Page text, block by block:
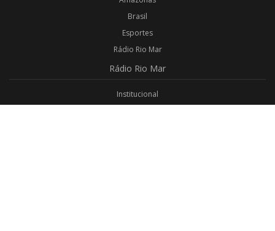
Brasil
Esportes
Rádio Rio Mar
Rádio Rio Mar
Institucional